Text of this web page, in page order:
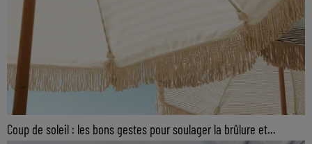
Coup de soleil : les bons gestes pour soulager la brûlure et...